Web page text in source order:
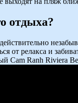
отдыха?
от релакса и
Cam Ranh Riviera